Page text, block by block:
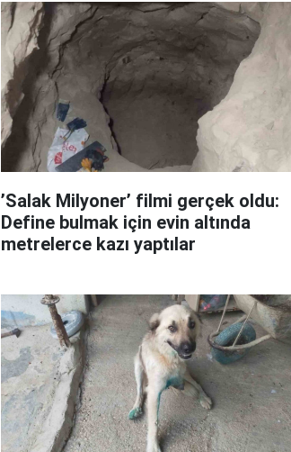
’Salak Milyoner’ filmi gerçek oldu:
Define bulmak için evin altında
metrelerce kazı yaptılar